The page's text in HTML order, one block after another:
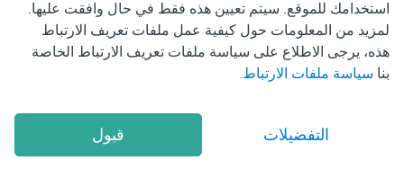
2026 Okadoc Technologies FZ-LLC
شروط الاستخدام
سياسة ملفات تعريف الارتباط
استخدامك للموقع. سيتم تعيين هذه فقط في حال وافقت عليها.
لمزيد من المعلومات حول كيفية عمل ملفات تعريف الارتباط
هذه، يرجى الاطلاع على سياسة ملفات تعريف الارتباط الخاصة
بنا سياسة ملفات الارتباط.
التفضيلات قبول